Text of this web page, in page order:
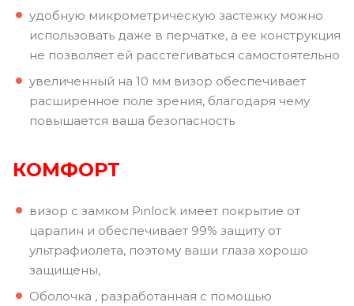
удобную микрометрическую застежку можно
использовать даже в перчатке, а ее конструкция
не позволяет ей расстегиваться самостоятельно
увеличенный на 10 мм визор обеспечивает
расширенное поле зрения, благодаря чему
повышается ваша безопасность
КОМФОРТ
визор с замком Pinlock имеет покрытие от
царапин и обеспечивает 99% защиту от
ультрафиолета, поэтому ваши глаза хорошо
защищены,
Оболочка , разработанная с помощью